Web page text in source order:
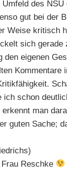
des NSU
gut bei der
Weise kritisch
sich
den eigenen
ich schon
erkennt man
guten Sache;
Reschke